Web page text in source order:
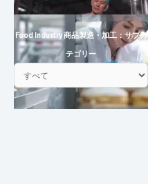
Food Industry 商品製造・加工：サブカ
テゴリー